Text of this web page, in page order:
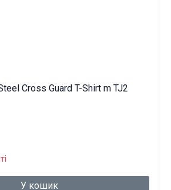
Cross Guard T-Shirt m TJ2
У кошик